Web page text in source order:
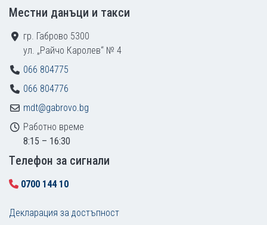
Местни данъци и такси
гр. Габрово 5300
ул. „Райчо Каролев“ № 4
066 804775
066 804776
mdt@gabrovo.bg
Работно време
8:15 – 16:30
Tелефон за сигнали
0700 144 10
Декларация за достъпност